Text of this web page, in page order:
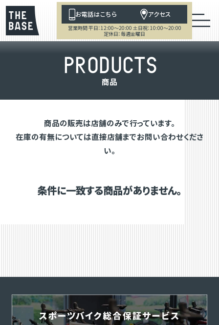
お電話はこちら アクセス
営業時間 平日：12:00～20:00 土日祝：10:00～20:00
定休日：毎週金曜日
PRODUCTS
商品
商品の販売は店舗のみで行っています。
在庫の有無については直接店舗までお問い合わせくださ
い。
条件に一致する商品がありません。